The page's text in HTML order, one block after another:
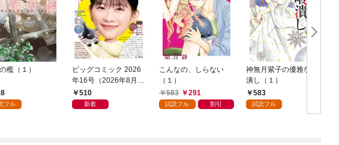
檻（１）
フル
ビッグコミック 2026
年16号（2026年8月7
日発売）
510
新着
こんなの、しらない
（１）
583
291
試読フル 割引
神無月紫子の優雅な暇
潰し（１）
583
試読フル